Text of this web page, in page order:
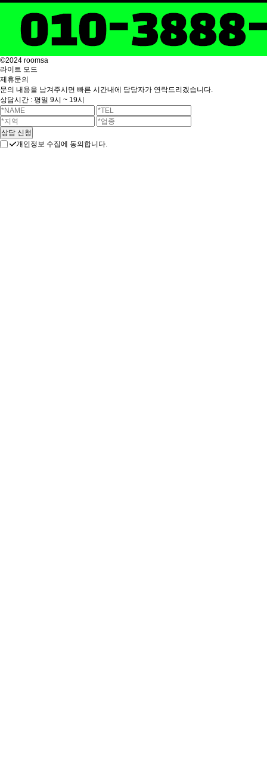
©2024 roomsa
라이트 모드
제휴문의
문의 내용을 남겨주시면 빠른 시간내에 담당자가 연락드리겠습니다.
상담시간 : 평일 9시 ~ 19시
개인정보 수집에 동의합니다.